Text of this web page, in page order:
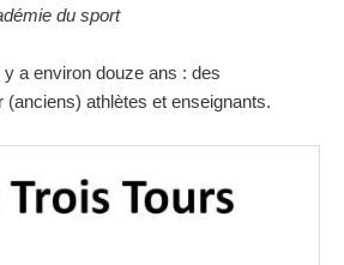
du sport
a environ douze ans : des
athlètes et enseignants.